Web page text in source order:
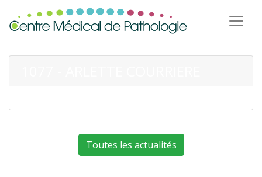
Toutes les actualités